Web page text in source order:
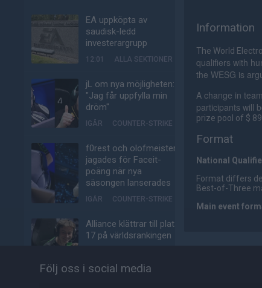
EA uppköpta av
saudisk-ledd
investerargrupp
12:01 ALLA SEKTIONER
jL om nya möjligheten:
"Jag får uppfylla min
dröm"
IGÅR COUNTER-STRIKE
f0rest och olofmeister
jagades för Faceit-
poäng när nya
säsongen lanserades
IGÅR COUNTER-STRIKE
Alliance klättrar till plats
17 på världsrankingen
Information
The World
qualifiers with
the WESG is
A change in
participants will
prize pool of $
Format
National
Format differs
Best-of-Three
Main event
Följ oss i social media